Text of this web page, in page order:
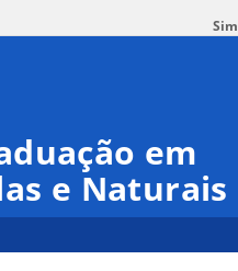
em
e Naturais